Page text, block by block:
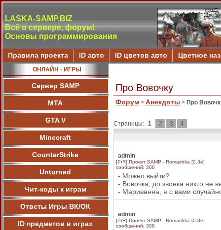
LASKA-SAMP.BIZ
Всё о сервере, форум!
Основы программирования
Правила проекта ID авто ID цветов авто Цветное
ОНЛАЙН - ИГРЫ
Сервер SAMP
МТА
GTA V
Minecraft
CounterStrike
Unturned
Чит-коды к играм
Ответы Игры ВК/ОК
ID предметов в играх
Про Вовочку
Форум > Анекдоты > Про
Страницы: 1 2 3 4
admin
]PrR[ Проект SAMP - Romashka [0.3e]
сообщений: 308
- Можно выйти?
- Вовочка, до звонка никто не
- Мариванна, я с вами
admin
]PrR[ Проект SAMP - Romashka [0.3e]
сообщений: 308